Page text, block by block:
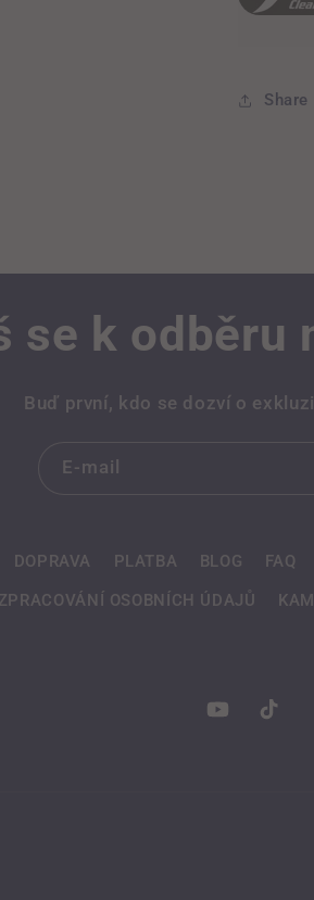
Share
se k odběru
Buď první, kdo se dozví o
E-mail
DOPRAVA PLATBA BLOG FAQ
OSOBNÍCH ÚDAJŮ
YouTubeTikTok